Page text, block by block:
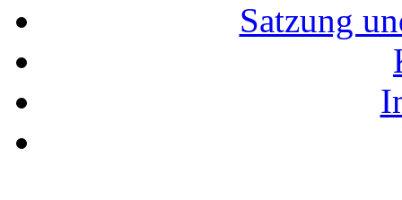
Satzung